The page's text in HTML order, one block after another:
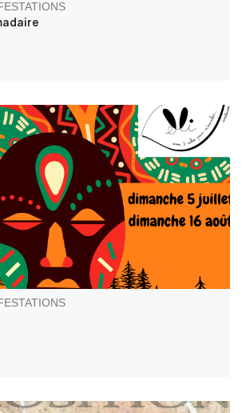
l'équipe du refuge vous proposent une
un café gourmand contes. Balade
bons marcheurs.